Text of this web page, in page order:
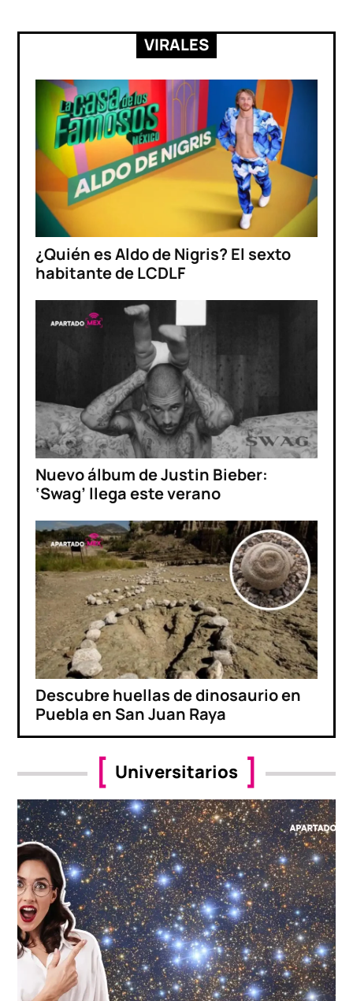
VIRALES
¿Quién es Aldo de Nigris? El sexto
habitante de LCDLF
Nuevo álbum de Justin Bieber:
‘Swag’ llega este verano
Descubre huellas de dinosaurio en
Puebla en San Juan Raya
Universitarios